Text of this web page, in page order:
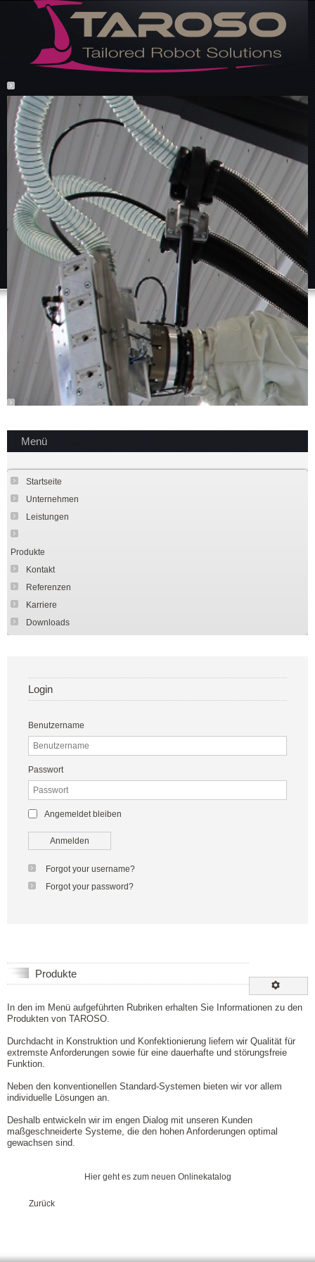
Menü
Startseite
Unternehmen
Leistungen
Produkte
Kontakt
Referenzen
Karriere
Downloads
Login
Benutzername
Passwort
Angemeldet bleiben
Anmelden
Forgot your username?
Forgot your password?
Produkte
In den im Menü aufgeführten Rubriken erhalten Sie Informationen zu den
Produkten von TAROSO.
Durchdacht in Konstruktion und Konfektionierung liefern wir Qualität für
extremste Anforderungen sowie für eine dauerhafte und störungsfreie
Funktion.
Neben den konventionellen Standard-Systemen bieten wir vor allem
individuelle Lösungen an.
Deshalb entwickeln wir im engen Dialog mit unseren Kunden
maßgeschneiderte Systeme, die den hohen Anforderungen optimal
gewachsen sind.
Hier geht es zum neuen Onlinekatalog
Zurück